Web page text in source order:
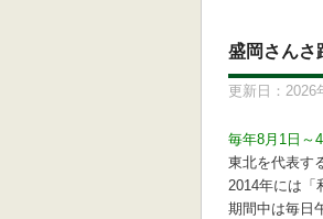
盛岡さんさ
更新日：2026
毎年8月1日
東北を代表す
2014年には「
期間中は毎日